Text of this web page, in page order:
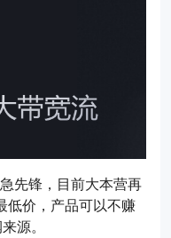
先锋，目前大本营再
低价，产品可以不赚
源。